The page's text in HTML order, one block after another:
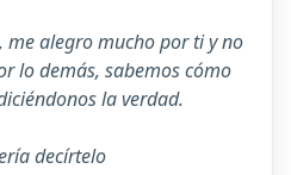
me alegro mucho por ti y no
lo demás, sabemos cómo
la verdad.
decírtelo